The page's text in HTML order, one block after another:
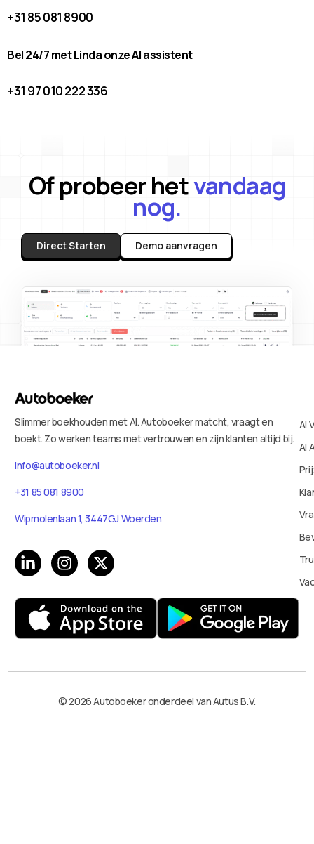
+31 85 081 8900
Bel 24/7 met Linda onze AI assistent
+31 97 010 222 336
Of probeer hetvandaag
nog.
Direct Starten Demo aanvragen
Slimmer boekhouden met AI. Autoboeker matcht, vraagt en
boekt. Zo werken teams met vertrouwen en zijn klanten altijd bij.
info@autoboeker.nl
+31 85 081 8900
Wipmolenlaan 1, 3447GJ Woerden
AI
AI
© 2026 Autoboeker onderdeel van Autus B.V.